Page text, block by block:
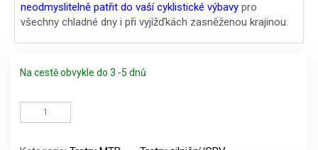
neodmyslitelně patřit do vaší cyklistické výbavy pro
všechny chladné dny i při vyjížďkách zasněženou krajinou.
Na cestě obvykle do 3 -5 dnů
LAKE